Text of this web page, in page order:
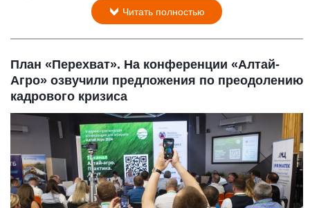
Читать полностью
План «Перехват». На конференции «Алтай-
Агро» озвучили предложения по преодолению
кадрового кризиса